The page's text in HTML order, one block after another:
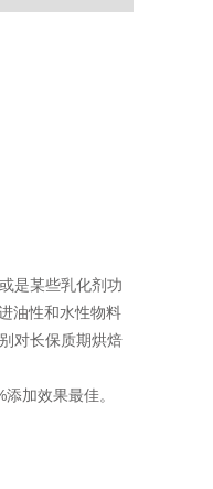
是某些乳化剂功
油性和水性物料
对长保质期烘焙
加效果最佳。